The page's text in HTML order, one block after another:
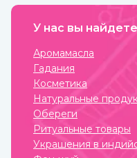
У нас вы
Аромамасла
Гадания
Косметика
Натуральные
Обереги
Ритуальные товары
Украшения в